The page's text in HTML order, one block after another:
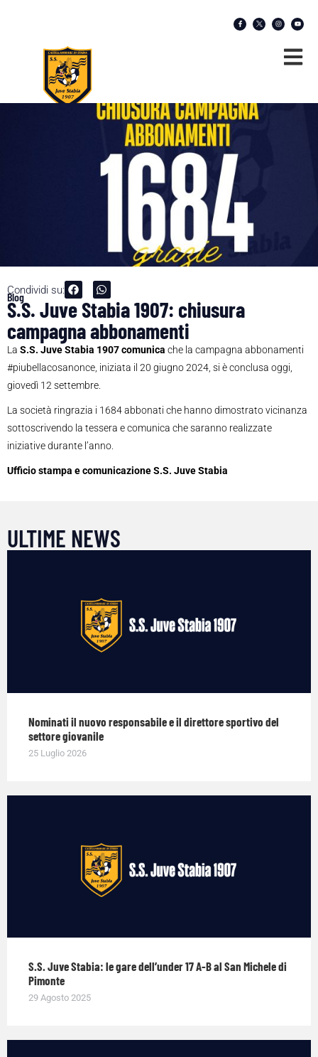
Condividi su:
Blog
S.S. Juve Stabia 1907: chiusura
campagna abbonamenti
La S.S. Juve Stabia 1907 comunica che la campagna abbonamenti
#piubellacosanonce, iniziata il 20 giugno 2024, si è conclusa oggi,
giovedì 12 settembre.
La società ringrazia i 1684 abbonati che hanno dimostrato vicinanza
sottoscrivendo la tessera e comunica che saranno realizzate
iniziative durante l’anno.
Ufficio stampa e comunicazione S.S. Juve Stabia
ULTIME NEWS
Nominati il nuovo responsabile e il direttore sportivo del
settore giovanile
25 Luglio 2026
S.S. Juve Stabia: le gare dell’under 17 A-B al San Michele di
Pimonte
29 Agosto 2025